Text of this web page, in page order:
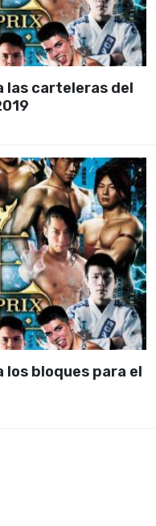
las carteleras del
los bloques para el